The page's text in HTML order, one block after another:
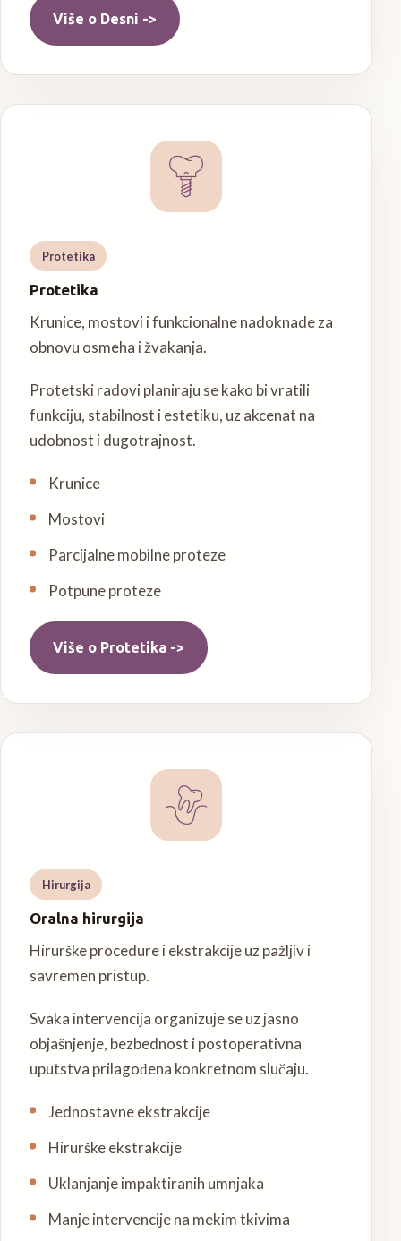
Više o Desni ->
Protetika
Protetika
Krunice, mostovi i funkcionalne nadoknade za
obnovu osmeha i žvakanja.
Protetski radovi planiraju se kako bi vratili
funkciju, stabilnost i estetiku, uz akcenat na
udobnost i dugotrajnost.
Krunice
Mostovi
Parcijalne mobilne proteze
Potpune proteze
Više o Protetika ->
Hirurgija
Oralna hirurgija
Hirurške procedure i ekstrakcije uz pažljiv i
savremen pristup.
Svaka intervencija organizuje se uz jasno
objašnjenje, bezbednost i postoperativna
uputstva prilagođena konkretnom slučaju.
Jednostavne ekstrakcije
Hirurške ekstrakcije
Uklanjanje impaktiranih umnjaka
Manje intervencije na mekim tkivima